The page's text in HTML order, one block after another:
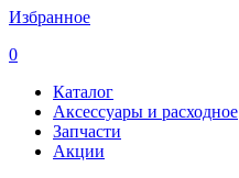
Избранное
0
Каталог
Аксессуары и расходное
Запчасти
Акции